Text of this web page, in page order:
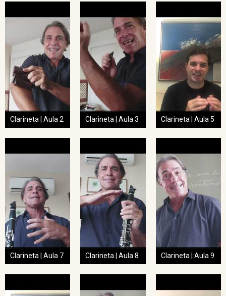
Clarineta | Aula 2 Clarineta | Aula 3 Clarineta | Aula 5
Clarineta | Aula 7 Clarineta | Aula 8 Clarineta | Aula 9